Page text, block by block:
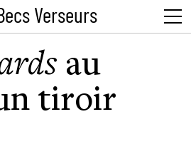
Verseurs
au
tiroir